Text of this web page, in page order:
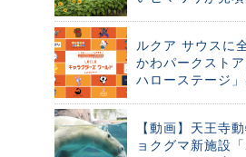
ルクア サウスに
かわパークスト
ハローステージ
【動画】天王寺
ョクグマ新施設